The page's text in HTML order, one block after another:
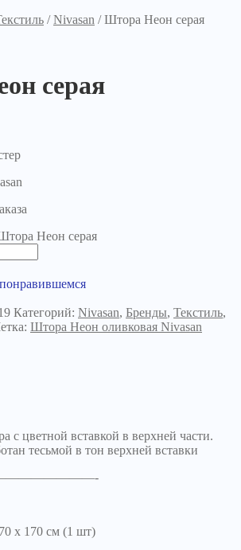
/Nivasan /Штора Неон серая
серая
Неон серая
Категорий: Nivasan, Бренды, Текстиль,
Штора Неон оливковая Nivasan
с цветной вставкой в верхней части.
тесьмой в тон верхней вставки
х 170 см (1 шт)